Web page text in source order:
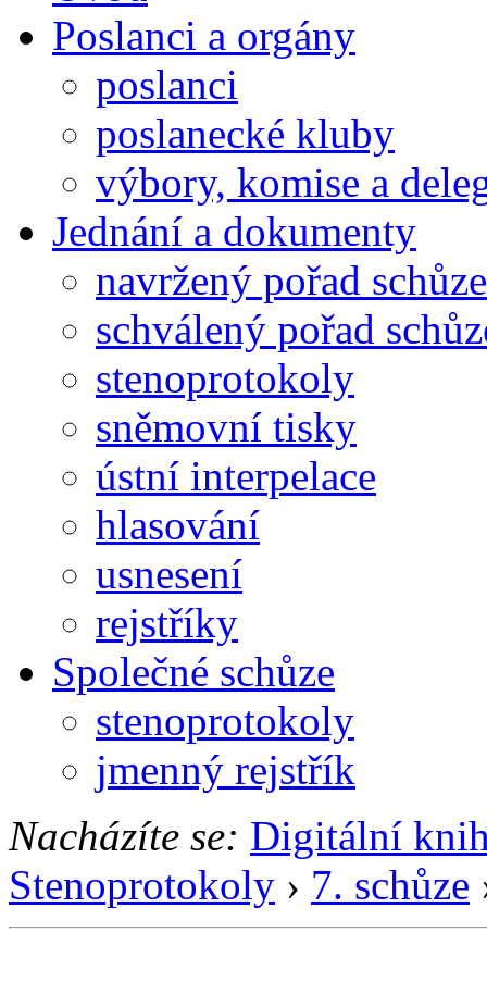
Poslanci a orgány
poslanci
poslanecké kluby
výbory, komise a
Jednání a dokumenty
navržený pořad schůze
schválený pořad
stenoprotokoly
sněmovní tisky
ústní interpelace
hlasování
usnesení
rejstříky
Společné schůze
stenoprotokoly
jmenný rejstřík
Nacházíte se: Digitální
Stenoprotokoly › 7. schůze